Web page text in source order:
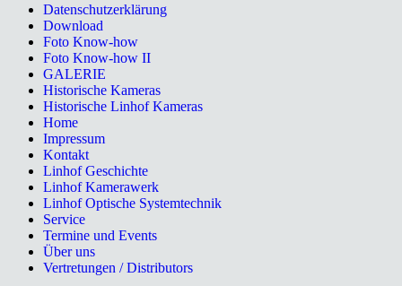
Datenschutzerklärung
Download
Foto Know-how
Foto Know-how II
GALERIE
Historische Kameras
Historische Linhof Kameras
Home
Impressum
Kontakt
Linhof Geschichte
Linhof Kamerawerk
Linhof Optische Systemtechnik
Service
Termine und Events
Über uns
Vertretungen / Distributors